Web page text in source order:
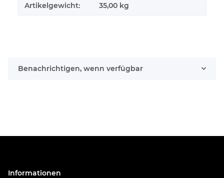
Artikelgewicht: 35,00 kg
Benachrichtigen, wenn verfügbar
Informationen